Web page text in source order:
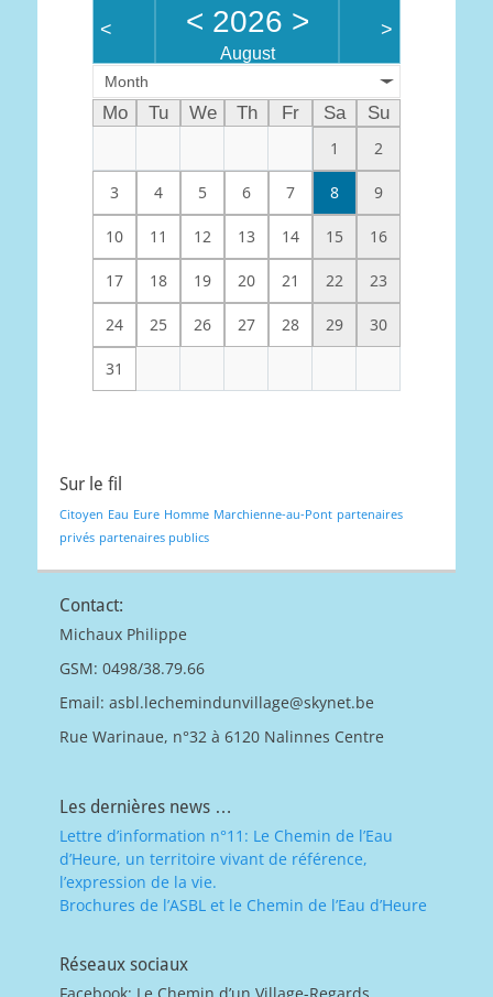
< < 2026 >
August
>
Month
Mo Tu We Th Fr Sa
Su
1
2
3 4 5 6 7 8 9
10 11 12 13 14 15 16
17 18 19 20 21 22 23
24 25 26 27 28 29 30
31
Sur le fil
Citoyen Eau Eure Homme Marchienne-au-Pont partenaires
privés partenaires publics
Contact:
Michaux Philippe
GSM: 0498/38.79.66
Email: asbl.lechemindunvillage@skynet.be
Rue Warinaue, n°32 à 6120 Nalinnes Centre
Les dernières news …
Lettre d’information n°11: Le Chemin de l’Eau
d’Heure, un territoire vivant de référence,
l’expression de la vie.
Brochures de l’ASBL et le Chemin de l’Eau d’Heure
Réseaux sociaux